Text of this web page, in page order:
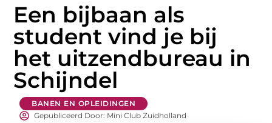
Een bijbaan als
student vind je bij
het uitzendbureau in
Schijndel
BANEN EN OPLEIDINGEN
Gepubliceerd Door: Mini Club Zuidholland